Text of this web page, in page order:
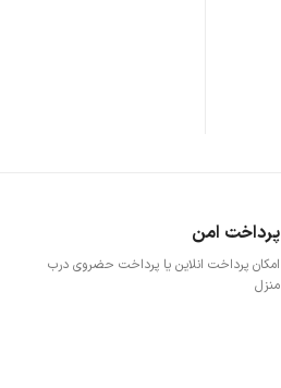
پرداخت امن
امکان پرداخت انلاین یا پرداخت حضروی درب
منزل